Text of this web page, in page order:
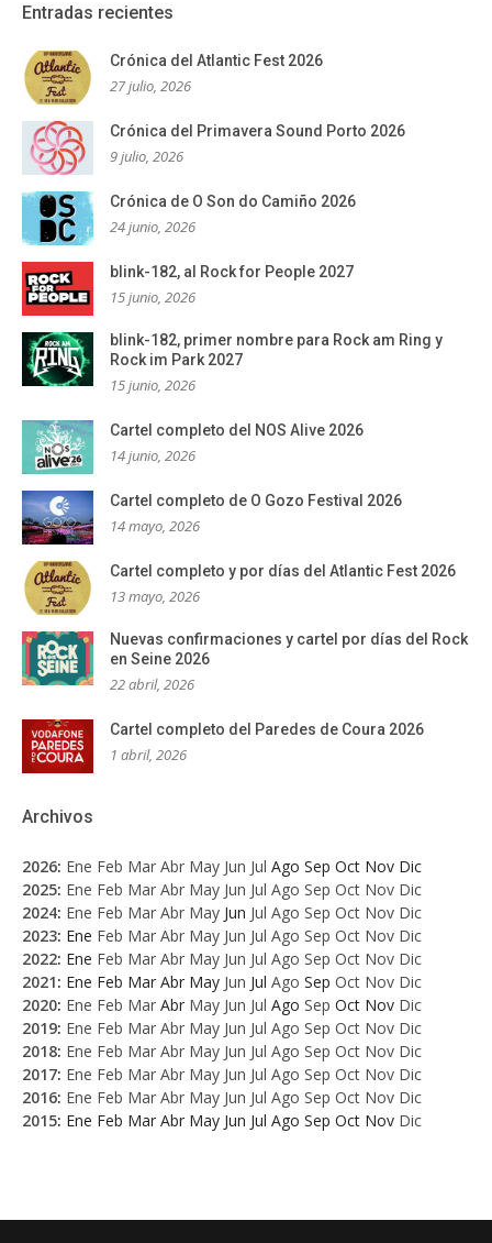
Entradas recientes
Crónica del Atlantic Fest 2026
27 julio, 2026
Crónica del Primavera Sound Porto 2026
9 julio, 2026
Crónica de O Son do Camiño 2026
24 junio, 2026
blink-182, al Rock for People 2027
15 junio, 2026
blink-182, primer nombre para Rock am Ring y
Rock im Park 2027
15 junio, 2026
Cartel completo del NOS Alive 2026
14 junio, 2026
Cartel completo de O Gozo Festival 2026
14 mayo, 2026
Cartel completo y por días del Atlantic Fest 2026
13 mayo, 2026
Nuevas confirmaciones y cartel por días del Rock
en Seine 2026
22 abril, 2026
Cartel completo del Paredes de Coura 2026
1 abril, 2026
Archivos
2026: Ene Feb Mar Abr May Jun Jul Ago Sep Oct Nov Dic
2025: Ene Feb Mar Abr May Jun Jul Ago Sep Oct Nov Dic
2024: Ene Feb Mar Abr May Jun Jul Ago Sep Oct Nov Dic
2023: Ene Feb Mar Abr May Jun Jul Ago Sep Oct Nov Dic
2022: Ene Feb Mar Abr May Jun Jul Ago Sep Oct Nov Dic
2021: Ene Feb Mar Abr May Jun Jul Ago Sep Oct Nov Dic
2020: Ene Feb Mar Abr May Jun Jul Ago Sep Oct Nov Dic
2019: Ene Feb Mar Abr May Jun Jul Ago Sep Oct Nov Dic
2018: Ene Feb Mar Abr May Jun Jul Ago Sep Oct Nov Dic
2017: Ene Feb Mar Abr May Jun Jul Ago Sep Oct Nov Dic
2016: Ene Feb Mar Abr May Jun Jul Ago Sep Oct Nov Dic
2015: Ene Feb Mar Abr May Jun Jul Ago Sep Oct Nov Dic